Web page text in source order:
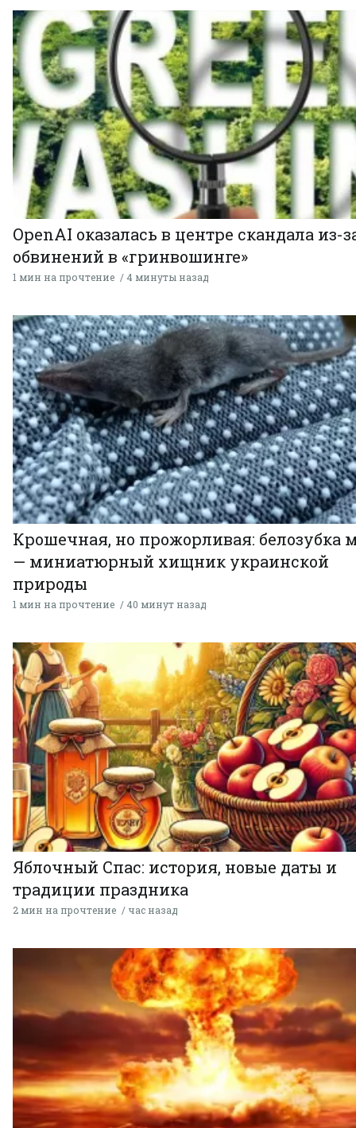
OpenAI оказалась в центре скандала из-
обвинений в «гринвошинге»
1 мин на прочтение 4 минуты назад
Крошечная, но прожорливая: белозубка
— миниатюрный хищник украинской
природы
1 мин на прочтение 40 минут назад
Яблочный Спас: история, новые даты и
традиции праздника
2 мин на прочтение час назад